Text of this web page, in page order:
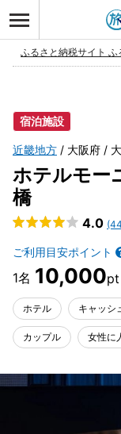
ふるさと納税サイト
宿泊施設
近畿地方 大阪府
ホテルモー
橋
4.0
ご利用目安ポイント
10,000
ホテル キャッシ
カップル 女性に